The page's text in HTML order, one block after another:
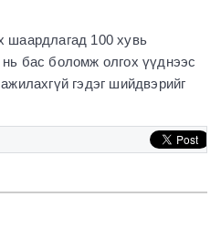
шаардлагад 100 хувь
бас боломж олгох үүднээс
гэдэг шийдвэрийг